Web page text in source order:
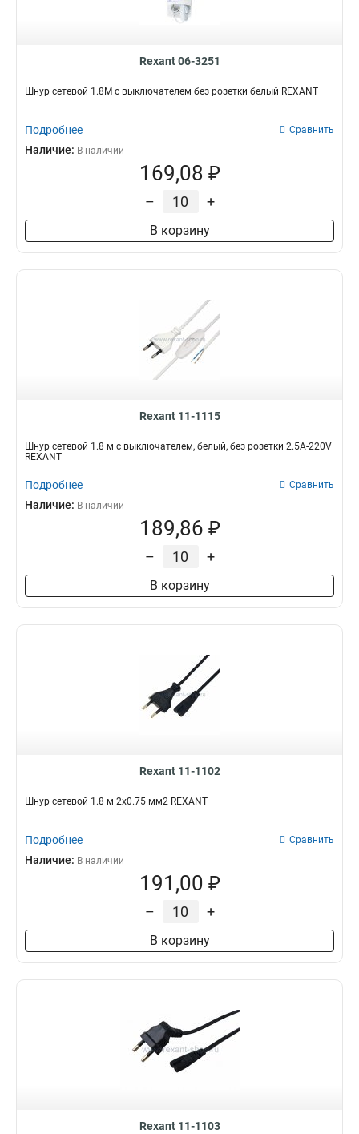
Rexant 06-3251
Шнур сетевой 1.8М с выключателем без розетки белый REXANT
Подробнее Сравнить
Наличие: В наличии
169,08 ₽
– +
В корзину
Rexant 11-1115
Шнур сетевой 1.8 м с выключателем, белый, без розетки 2.5A-220V
REXANT
Подробнее Сравнить
Наличие: В наличии
189,86 ₽
– +
В корзину
Rexant 11-1102
Шнур сетевой 1.8 м 2x0.75 мм2 REXANT
Подробнее Сравнить
Наличие: В наличии
191,00 ₽
– +
В корзину
Rexant 11-1103